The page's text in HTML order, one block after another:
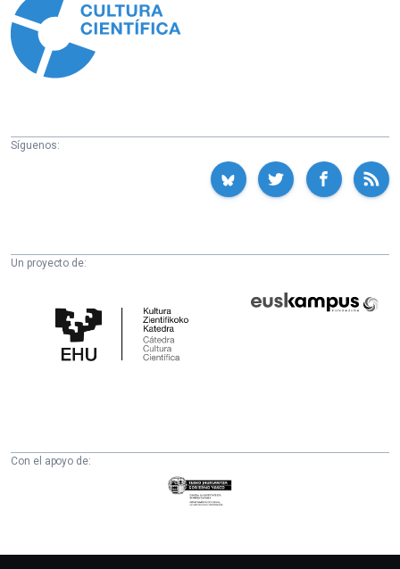
Síguenos:
Un proyecto de:
Cultura
Científica
Fundazioa
Con el apoyo de:
Eusko
Jaurlaritza